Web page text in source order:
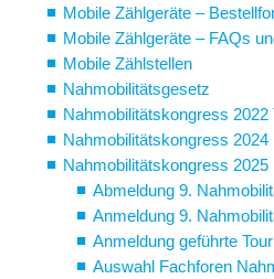
Mobile Zählgeräte –
Mobile Zählgeräte – FAQs
Mobile Zählstellen
Nahmobilitätsgesetz
Nahmobilitätskongress 2022
Nahmobilitätskongress 2024
Nahmobilitätskongress 2025
Abmeldung 9.
Anmeldung 9.
Anmeldung geführte
Auswahl Fachforen